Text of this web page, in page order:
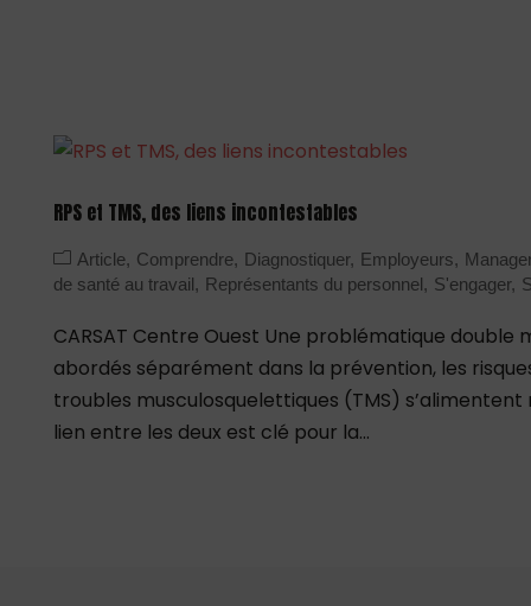
RPS et TMS, des liens incontestables
Article Comprendre Diagnostiquer Employeurs
de santé au travail
Représentants du personnel S'engager
CARSAT Centre Ouest Une problématique double
abordés séparément dans la prévention, les
troubles musculosquelettiques (TMS)
lien entre les deux est clé pour la...